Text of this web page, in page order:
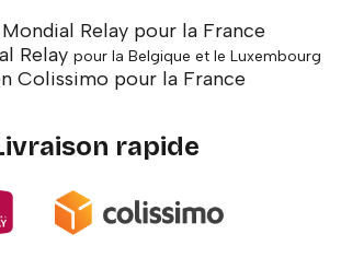
Relay pour la France
Relay pour la Belgique et le Luxembourg
Colissimo pour la France
rapide